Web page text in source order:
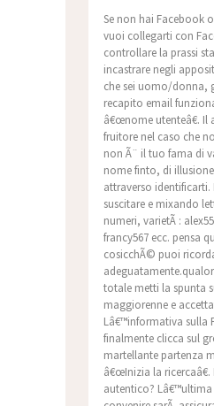
Se non hai Facebook
vuoi collegarti con
controllare la prassi
incastrare negli
che sei uomo/donna,
recapito email
â€œnome utenteâ€. Il
fruitore nel caso che
non Ã¨ il tuo fama di
nome finto, di
attraverso
suscitare e mixando
numeri, varietÃ :
francy567 ecc. pensa
cosicchÃ© puoi
totale metti la spunta
maggiorenne e
Lâ€™informativa sulla
finalmente clicca sul
martellante partenza
â€œInizia la
autentico?